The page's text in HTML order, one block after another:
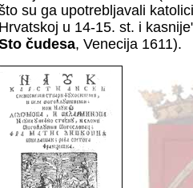
su ga upotrebljavali
Hrvatskoj u 14-15. st. i
čudesa, Venecija 1611).